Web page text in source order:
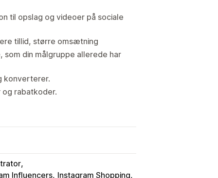
til opslag og videoer på sociale
tillid, større omsætning
som din målgruppe allerede har
konverterer.
og rabatkoder.
Influencers Instagram Shopping